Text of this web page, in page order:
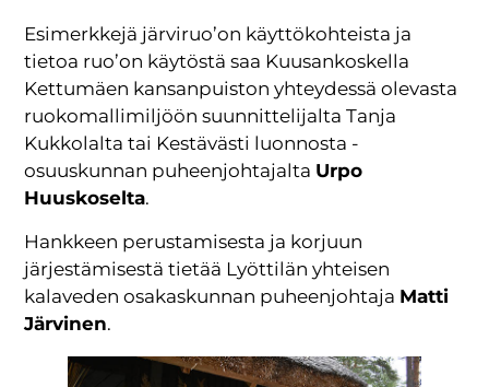
Esimerkkejä järviruo’on käyttökohteista ja
tietoa ruo’on käytöstä saa Kuusankoskella
Kettumäen kansanpuiston yhteydessä olevasta
ruokomallimiljöön suunnittelijalta Tanja
Kukkolalta tai Kestävästi luonnosta -
osuuskunnan puheenjohtajalta Urpo
Huuskoselta.
Hankkeen perustamisesta ja korjuun
järjestämisestä tietää Lyöttilän yhteisen
kalaveden osakaskunnan puheenjohtaja Matti
Järvinen.